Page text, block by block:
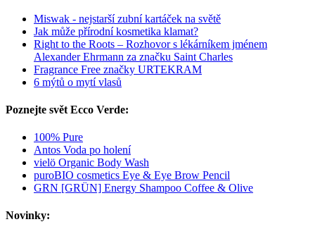
Miswak - nejstarší zubní kartáček na světě
Jak může přírodní kosmetika klamat?
Right to the Roots – Rozhovor s lékárníkem jménem
Alexander Ehrmann za značku Saint Charles
Fragrance Free značky URTEKRAM
6 mýtů o mytí vlasů
Poznejte svět Ecco Verde:
100% Pure
Antos Voda po holení
vielö Organic Body Wash
puroBIO cosmetics Eye & Eye Brow Pencil
GRN [GRÜN] Energy Shampoo Coffee & Olive
Novinky: